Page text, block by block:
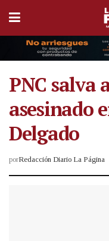
PNC salva
asesinado
Delgado
porRedacción Diario La Página